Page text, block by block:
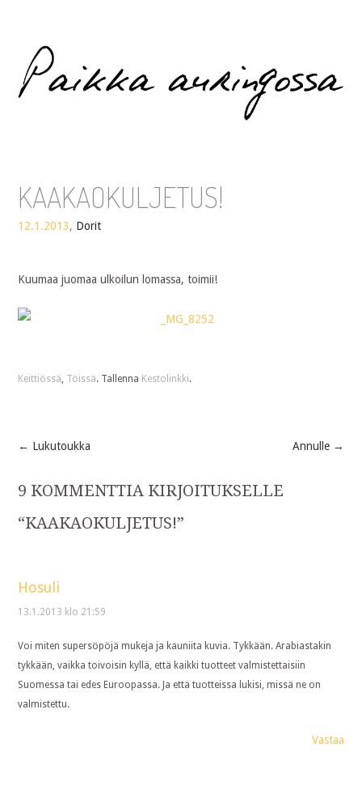
KAAKAOKULJETUS!
12.1.2013, Dorit
Kuumaa juomaa ulkoilun lomassa, toimii!
Keittiössä, Töissä. Tallenna Kestolinkki.
Post
navigation
← Lukutoukka Annulle →
9 KOMMENTTIA KIRJOITUKSELLE
“KAAKAOKULJETUS!”
Hosuli
13.1.2013 klo 21:59
Voi miten supersöpöjä mukeja ja kauniita kuvia. Tykkään. Arabiastakin
tykkään, vaikka toivoisin kyllä, että kaikki tuotteet valmistettaisiin
Suomessa tai edes Euroopassa. Ja että tuotteissa lukisi, missä ne on
valmistettu.
Vastaa